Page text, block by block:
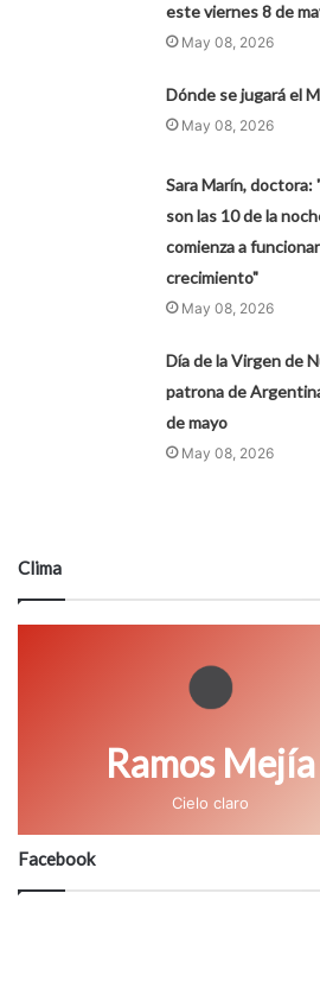
este viernes 8 de
May 08, 2026
Dónde se jugará el
May 08, 2026
Sara Marín, doctora:
son las 10 de la
comienza a
crecimiento"
May 08, 2026
Día de la Virgen de
patrona de
de mayo
May 08, 2026
Clima
Ramos Mejía
Cielo claro
Facebook